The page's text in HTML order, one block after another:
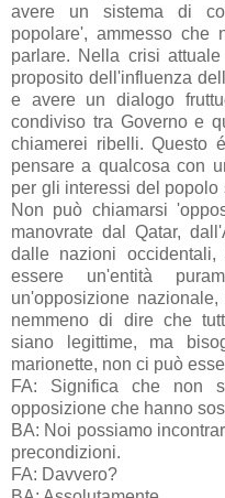
avere un sistema di
popolare', ammesso che
parlare. Nella crisi
proposito dell'influenza
e avere un dialogo
condiviso tra Governo e
chiamerei ribelli. Questo
pensare a qualcosa con
per gli interessi del
Non può chiamarsi
manovrate dal Qatar,
dalle nazioni
essere un'entità
un'opposizione
nemmeno di dire che
siano legittime, ma
marionette, non ci può
FA: Significa che non
opposizione che hanno
BA: Noi possiamo
precondizioni.
FA: Davvero?